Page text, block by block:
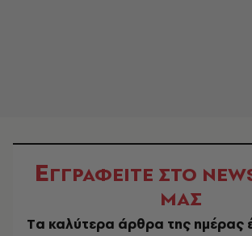
ΕΓΓΡΑΦΕΙΤΕ ΣΤΟ
ΜΑΣ
Tα καλύτερα άρθρα της ημέρας